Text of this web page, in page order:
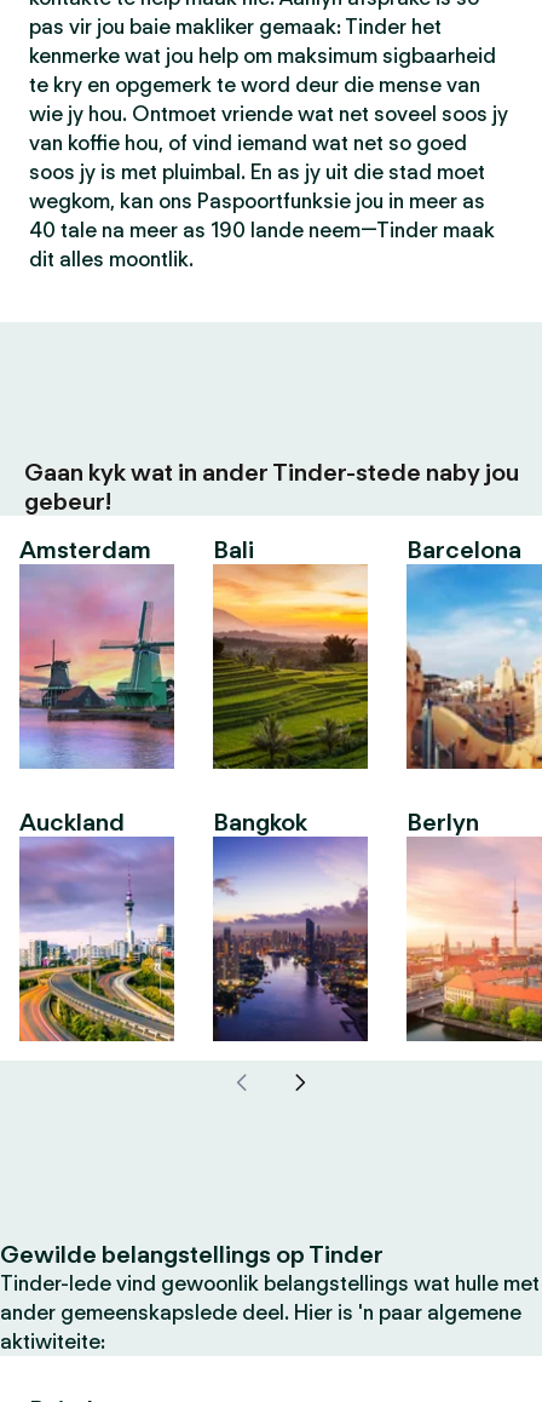
pas vir jou baie makliker gemaak: Tinder het
kenmerke wat jou help om maksimum sigbaarheid
te kry en opgemerk te word deur die mense van
wie jy hou. Ontmoet vriende wat net soveel soos jy
van koffie hou, of vind iemand wat net so goed
soos jy is met pluimbal. En as jy uit die stad moet
wegkom, kan ons Paspoortfunksie jou in meer as
40 tale na meer as 190 lande neem—Tinder maak
dit alles moontlik.
Gaan kyk wat in ander Tinder-stede naby jou
gebeur!
Amsterdam
Auckland
Bali
Bangkok
Barcelona
Berlyn
Gewilde belangstellings op Tinder
Tinder-lede vind gewoonlik belangstellings wat hulle met
ander gemeenskapslede deel. Hier is 'n paar algemene
aktiwiteite: